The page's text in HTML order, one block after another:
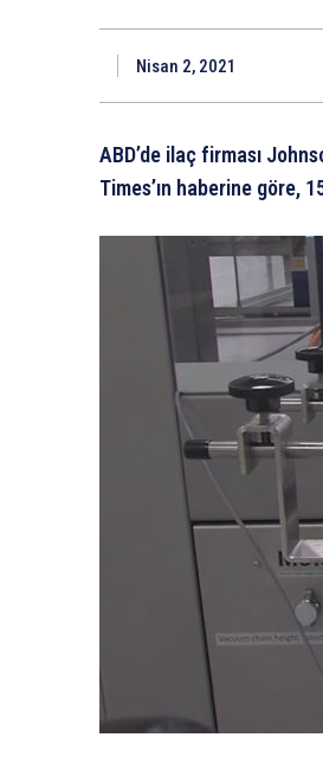
Nisan 2, 2021
ABD’de ilaç firması
Times’ın haberine göre,